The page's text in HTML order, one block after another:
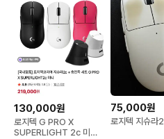
130,000원
로지텍 G PRO X
SUPERLIGHT 2c 미니
75,000원
로지텍 지슈라2